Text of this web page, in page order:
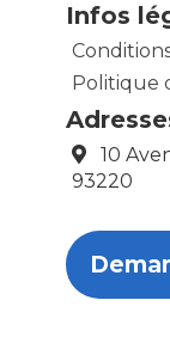
Infos
Politique
10
93220